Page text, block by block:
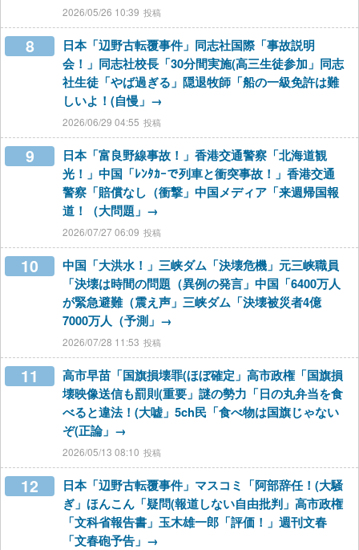
2026/05/26 10:39
8
日本「辺野古転覆事件」同志社国際「事故説明
会！」同志社校長「30分間実施(高三生徒参加」同志
社生徒「やば過ぎる」隠退牧師「船の一級免許は難
しいよ！(自慢」→
2026/06/29 04:55
9
日本「富良野線事故！」香港交通警察「北海道観
光！」中国「ﾚﾝﾀｶｰで列車と衝突事故！」香港交通
警察「賠償なし（衝撃」中国メディア「来週帰国報
道！（大問題」→
2026/07/27 06:09
10
中国「大洪水！」三峡ダム「決壊危機」元三峡職員
「決壊は時間の問題（異例の発言」中国「6400万人
が緊急避難（震え声」三峡ダム「決壊被災者4億
7000万人（予測」→
2026/07/28 11:53
11
高市早苗「国旗損壊罪(ほぼ確定」高市政権「国旗損
壊映像送信も罰則(重要」謎の勢力「日の丸弁当を食
べると違法！(大嘘」5ch民「食べ物は国旗じゃない
ぞ(正論」→
2026/05/13 08:10
12
日本「辺野古転覆事件」マスコミ「阿部辞任！(大騒
ぎ」ほんこん「疑問(報道しない自由批判」高市政権
「文科省報告書」玉木雄一郎「評価！」週刊文春
「文春砲予告」→